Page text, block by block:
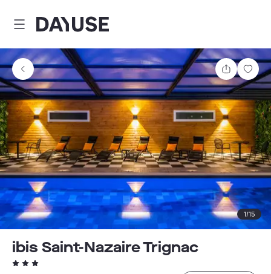
Dayuse
Teilen
1/15
ibis Saint-Nazaire Trignac